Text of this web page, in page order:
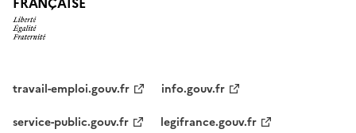
travail-emploi.gouv.fr
info.gouv.fr
service-public.gouv.fr
legifrance.gouv.fr